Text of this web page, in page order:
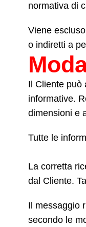
normativa di
Viene
o indiretti a
Il Cliente può
informative.
dimensioni e
Tutte le
La corretta
dal Cliente.
Il messaggio
secondo le